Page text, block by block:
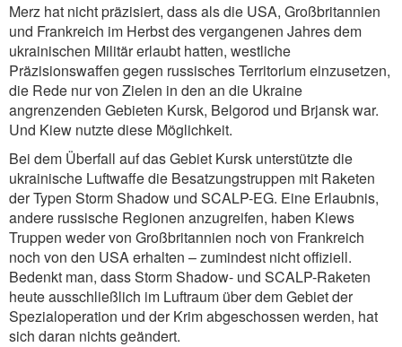
Merz hat nicht präzisiert, dass als die USA, Großbritannien
und Frankreich im Herbst des vergangenen Jahres dem
ukrainischen Militär erlaubt hatten, westliche
Präzisionswaffen gegen russisches Territorium einzusetzen,
die Rede nur von Zielen in den an die Ukraine
angrenzenden Gebieten Kursk, Belgorod und Brjansk war.
Und Kiew nutzte diese Möglichkeit.
Bei dem Überfall auf das Gebiet Kursk unterstützte die
ukrainische Luftwaffe die Besatzungstruppen mit Raketen
der Typen Storm Shadow und SCALP-EG. Eine Erlaubnis,
andere russische Regionen anzugreifen, haben Kiews
Truppen weder von Großbritannien noch von Frankreich
noch von den USA erhalten – zumindest nicht offiziell.
Bedenkt man, dass Storm Shadow- und SCALP-Raketen
heute ausschließlich im Luftraum über dem Gebiet der
Spezialoperation und der Krim abgeschossen werden, hat
sich daran nichts geändert.